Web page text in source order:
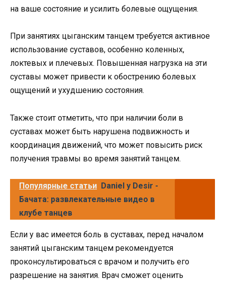
на ваше состояние и усилить болевые ощущения.
При занятиях цыганским танцем требуется активное
использование суставов, особенно коленных,
локтевых и плечевых. Повышенная нагрузка на эти
суставы может привести к обострению болевых
ощущений и ухудшению состояния.
Также стоит отметить, что при наличии боли в
суставах может быть нарушена подвижность и
координация движений, что может повысить риск
получения травмы во время занятий танцем.
Популярные статьи Daniel y Desir -
Бачата: развлекательные видео в
клубе танцев
Если у вас имеется боль в суставах, перед началом
занятий цыганским танцем рекомендуется
проконсультироваться с врачом и получить его
разрешение на занятия. Врач сможет оценить